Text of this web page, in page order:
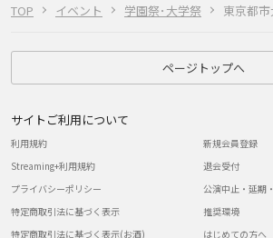
TOP イベント 学園祭･大学祭 東京都
ページトップへ
サイトご利用について
利用規約
Streaming+利用規約
プライバシーポリシー
特定商取引法に基づく表示
特定商取引法に基づく表示(お酒)
新規会員登録
退会受付
公演中止・延期
推奨環境
はじめての方へ